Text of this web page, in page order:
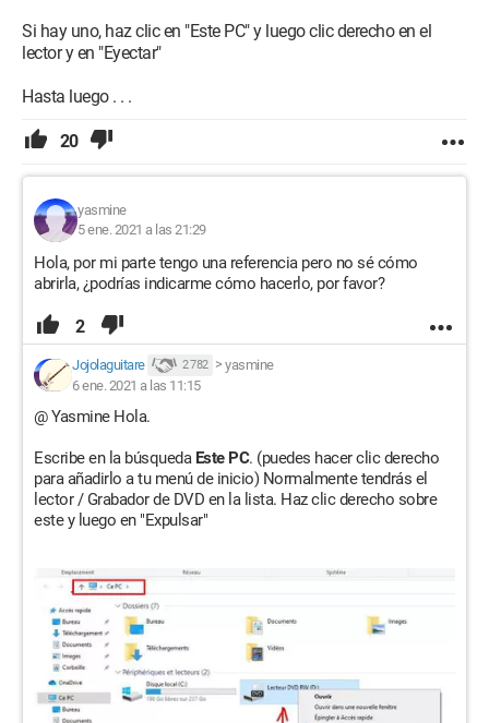
Si hay uno, haz clic en "Este PC" y luego clic derecho en el
lector y en "Eyectar"
Hasta luego . . .
20
yasmine
5 ene. 2021 a las 21:29
Hola, por mi parte tengo una referencia pero no sé cómo
abrirla, ¿podrías indicarme cómo hacerlo, por favor?
2
Jojolaguitare 2 782 > yasmine
6 ene. 2021 a las 11:15
@ Yasmine Hola.
Escribe en la búsqueda Este PC. (puedes hacer clic derecho
para añadirlo a tu menú de inicio) Normalmente tendrás el
lector / Grabador de DVD en la lista. Haz clic derecho sobre
este y luego en "Expulsar"